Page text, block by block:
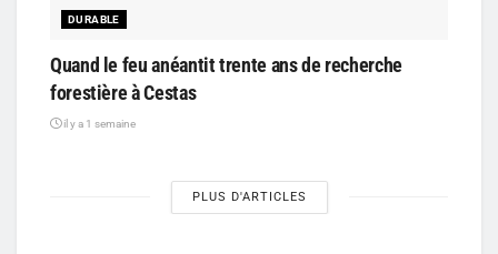
DURABLE
Quand le feu anéantit trente ans de recherche
forestière à Cestas
il y a 1 semaine
PLUS D'ARTICLES